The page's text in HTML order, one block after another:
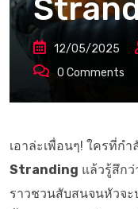
12/05/2025
0 Comments
เอาล่ะเพื่อนๆ! ใครที่ก
Stranding แล้วรู้สึกว่
ราวชวนสับสนจนหัวจะ